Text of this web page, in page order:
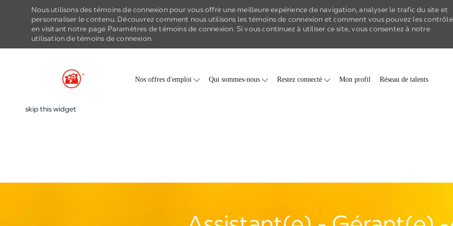
Nous utilisons des témoins de connexion pour vous offrir une meilleure expérience de navigation, analyser le trafic du site et
personnaliser le contenu. Découvrez comment nous utilisons les témoins de connexion et comment vous pouvez les
en visitant notre page Paramètres detémoins de connexion. Si vous continuez à utiliser ce site, vous consentez à notre
utilisation detémoins de connexion.
Skip to main content
Nos offres d'emploi Qui sommes-nous Restez connecté Mon profil Réseau de talents
skip this widget